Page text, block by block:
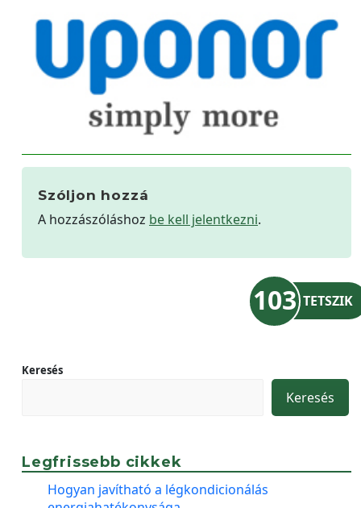
Szóljon hozzá
A hozzászóláshoz be kell jelentkezni.
103 TETSZIK
Keresés
Keresés
Legfrissebb cikkek
Hogyan javítható a légkondicionálás